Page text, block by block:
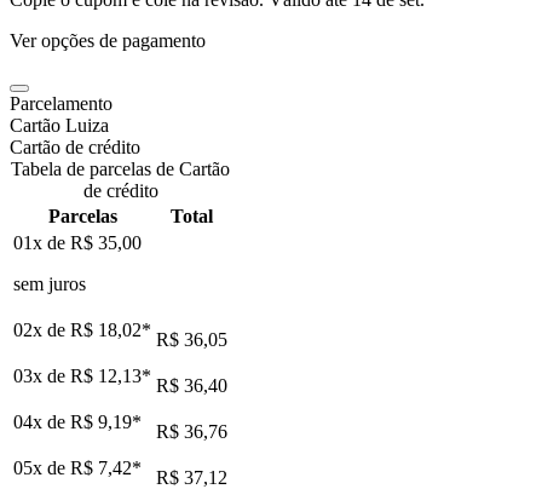
Ver opções de pagamento
Parcelamento
Cartão Luiza
Cartão de crédito
Tabela de parcelas de Cartão
de crédito
Parcelas
Total
01x de R$ 35,00
sem juros
02x de R$ 18,02* R$ 36,05
03x de R$ 12,13* R$ 36,40
04x de R$ 9,19*
R$ 36,76
05x de R$ 7,42*
R$ 37,12